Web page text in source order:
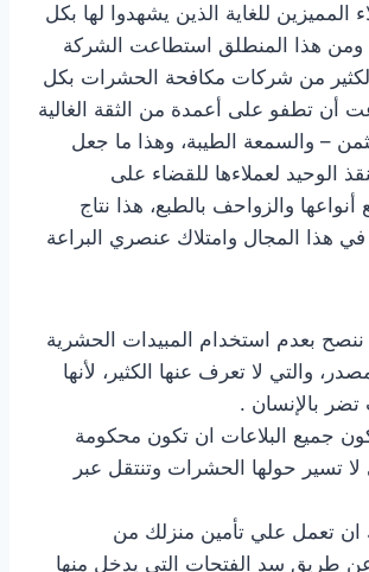
المميزين للغاية الذين يشهدوا لها بكل
ومن هذا المنطلق استطاعت الشركة
من شركات مكافحة الحشرات بكل
أن تطفو على أعمدة من الثقة الغالية
– والسمعة الطيبة، وهذا ما جعل
الوحيد لعملاءها للقضاء على
والزواحف بالطبع، هذا نتاج
هذا المجال وامتلاك عنصري البراعة
ننصح بعدم استخدام المبيدات الحشرية
والتي لا تعرف عنها الكثير، لأنها
بالإنسان .
جميع البلاعات ان تكون محكومة
لا تسير حولها الحشرات وتنتقل عبر
تعمل علي تأمين منزلك من
طريق سد الفتحات التي يدخل منها